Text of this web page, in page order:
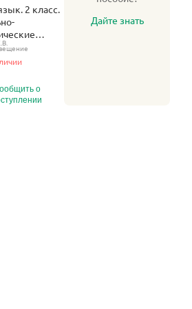
2 класс.
о
Дайте знать